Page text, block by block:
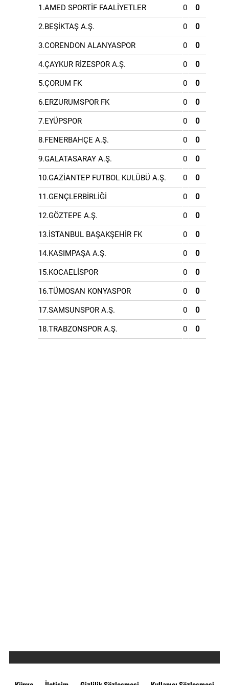
1.AMED SPORTİF FAALİYETLER 0 0
2.BEŞİKTAŞ A.Ş. 0 0
3.CORENDON ALANYASPOR 0 0
4.ÇAYKUR RİZESPOR A.Ş. 0 0
5.ÇORUM FK 0 0
6.ERZURUMSPOR FK 0 0
7.EYÜPSPOR 0 0
8.FENERBAHÇE A.Ş. 0 0
9.GALATASARAY A.Ş. 0 0
10.GAZİANTEP FUTBOL KULÜBÜ A.Ş. 0 0
11.GENÇLERBİRLİĞİ 0 0
12.GÖZTEPE A.Ş. 0 0
13.İSTANBUL BAŞAKŞEHİR FK 0 0
14.KASIMPAŞA A.Ş. 0 0
15.KOCAELİSPOR 0 0
16.TÜMOSAN KONYASPOR 0 0
17.SAMSUNSPOR A.Ş. 0 0
18.TRABZONSPOR A.Ş. 0 0